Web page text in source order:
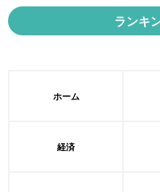
ランキ
ホーム
経済